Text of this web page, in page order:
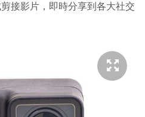
接影片，即時分享到各大社交